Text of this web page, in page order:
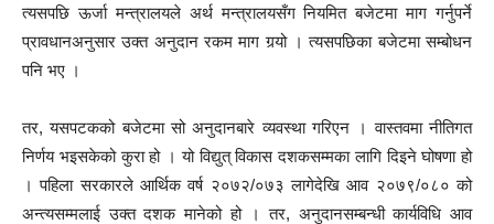
त्यसपछि ऊर्जा मन्त्रालयले अर्थ मन्त्रालयसँग नियमित बजेटमा माग गर्नुपर्ने
प्रावधानअनुसार उक्त अनुदान रकम माग गर्‍यो । त्यसपछिका बजेटमा सम्बोधन
पनि भए ।
तर, यसपटकको बजेटमा सो अनुदानबारे व्यवस्था गरिएन । वास्तवमा नीतिगत
निर्णय भइसकेको कुरा हो । यो विद्युत् विकास दशकसम्मका लागि दिइने घोषणा हो
। पहिला सरकारले आर्थिक वर्ष २०७२/०७३ लागेदेखि आव २०७९/०८० को
अन्त्यसम्मलाई उक्त दशक मानेको हो । तर, अनुदानसम्बन्धी कार्यविधि आव